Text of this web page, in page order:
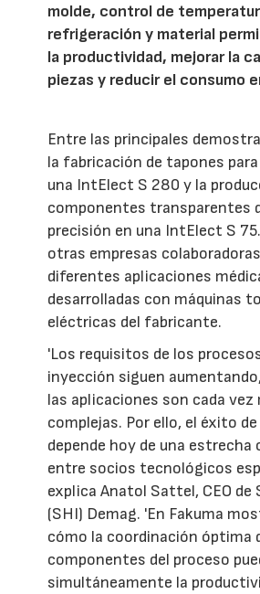
molde, control de
refrigeración y material
la productividad, mejorar la
piezas y reducir el consumo
Entre las principales
la fabricación de tapones para
una IntElect S 280 y la
componentes transparentes
precisión en una IntElect S
otras empresas
diferentes aplicaciones
desarrolladas con máquinas
eléctricas del fabricante.
'Los requisitos de los
inyección siguen
las aplicaciones son cada vez
complejas. Por ello, el éxito
depende hoy de una estrecha
entre socios tecnológicos
explica Anatol Sattel, CEO de
(SHI) Demag. 'En Fakuma
cómo la coordinación óptima
componentes del proceso
simultáneamente la